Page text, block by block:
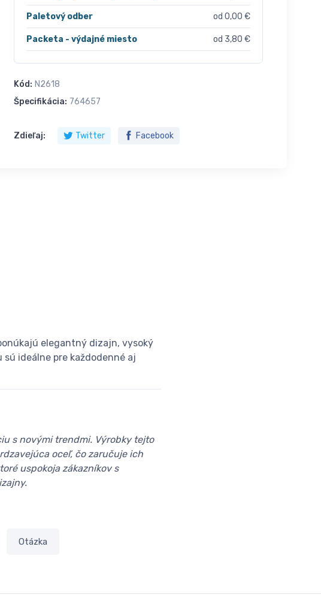
Paletový odber od 0,00 €
Packeta - výdajné miesto od 3,80 €
Kód: N2618
Špecifikácia: 764657
Zdieľaj: Twitter Facebook
elegantný dizajn, vysoký
sú ideálne pre každodenné aj
s novými trendmi. Výrobky tejto
oceľ, čo zaručuje ich
uspokoja zákazníkov s
Otázka